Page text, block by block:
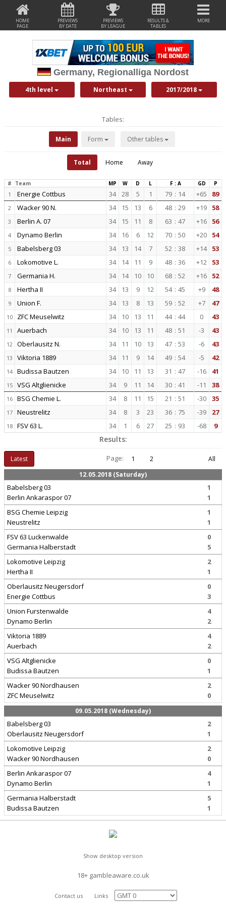
HOME
PAGE
PREVIEWS
BY DATE
PREVIEWS
BY LEAGUE
RESULTS &
TABLES
MORE
Germany, Regionalliga Nordost
4th level Northeast 2017/2018
Tables:
Main Form Other tables
Total Home Away
# Team MP W D L F : A GD P
1 Energie Cottbus 34 28 5 1 79 : 14 +65 89
2 Wacker 90 N. 34 15 13 6 48 : 29 +19 58
3 Berlin A. 07 34 15 11 8 63 : 47 +16 56
4 Dynamo Berlin 34 16 6 12 70 : 50 +20 54
5 Babelsberg 03 34 13 14 7 52 : 38 +14 53
6 Lokomotive L. 34 14 11 9 48 : 36 +12 53
7 Germania H. 34 14 10 10 68 : 52 +16 52
8 Hertha II 34 13 9 12 54 : 45 +9 48
9 Union F. 34 13 8 13 59 : 52 +7 47
10 ZFC Meuselwitz 34 10 13 11 44 : 44 0 43
11 Auerbach 34 10 13 11 48 : 51 -3 43
12 Oberlausitz N. 34 11 10 13 47 : 53 -6 43
13 Viktoria 1889 34 11 9 14 49 : 54 -5 42
14 Budissa Bautzen 34 10 11 13 31 : 47 -16 41
15 VSG Altglienicke 34 9 11 14 30 : 41 -11 38
16 BSG Chemie L. 34 8 11 15 21 : 51 -30 35
17 Neustrelitz 34 8 3 23 36 : 75 -39 27
18 FSV 63 L. 34 1 6 27 25 : 93 -68 9
Results:
Latest Page: 1 2
All
12.05.2018 (Saturday)
Babelsberg 03
Berlin Ankaraspor 07
1
1
BSG Chemie Leipzig
Neustrelitz
1
1
FSV 63 Luckenwalde
Germania Halberstadt
0
5
Lokomotive Leipzig
Hertha II
2
1
Oberlausitz Neugersdorf
Energie Cottbus
0
3
Union Furstenwalde
Dynamo Berlin
4
2
Viktoria 1889
Auerbach
4
2
VSG Altglienicke
Budissa Bautzen
0
1
Wacker 90 Nordhausen
ZFC Meuselwitz
2
0
09.05.2018 (Wednesday)
Babelsberg 03
Oberlausitz Neugersdorf
2
1
Lokomotive Leipzig
Wacker 90 Nordhausen
2
0
Berlin Ankaraspor 07
Dynamo Berlin
4
1
Germania Halberstadt
Budissa Bautzen
5
1
Show desktop version
18+ gambleaware.co.uk
Contact us Links